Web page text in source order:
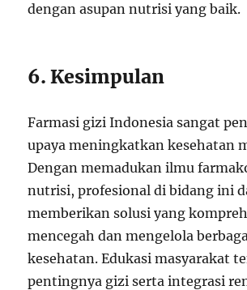
dengan asupan nutrisi yang baik.
6. Kesimpulan
Farmasi gizi Indonesia sangat
upaya meningkatkan kesehatan
Dengan memadukan ilmu
nutrisi, profesional di bidang ini
memberikan solusi yang
mencegah dan mengelola
kesehatan. Edukasi masyarakat
pentingnya gizi serta integrasi